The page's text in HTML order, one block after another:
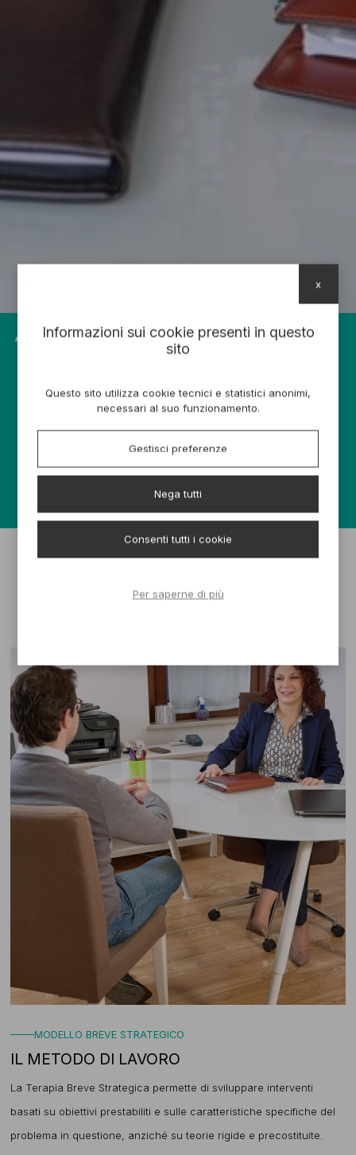
Troppo spesso, di fronte a
cercare la spiegazione piuttosto
che la soluzione.
MODELLO BREVE STRATEGICO
IL METODO DI LAVORO
La Terapia Breve Strategica permette di sviluppare interventi
basati su obiettivi prestabiliti e sulle caratteristiche specifiche del
problema in questione, anziché su teorie rigide e precostituite.
Informazioni sui cookie presenti in questo
sito
Questo sito utilizza cookie tecnici e statistici anonimi,
necessari al suo funzionamento.
Gestisci preferenze
Nega tutti
Consenti tutti i cookie
Per saperne di più
x